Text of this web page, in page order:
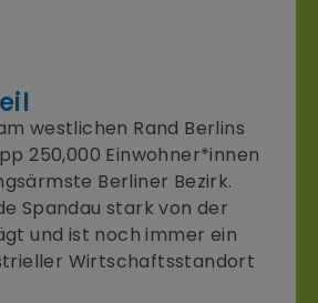
westlichen Rand Berlins
250,000 Einwohner*innen
Berliner Bezirk.
Spandau stark von der
und ist noch immer ein
Wirtschaftsstandort